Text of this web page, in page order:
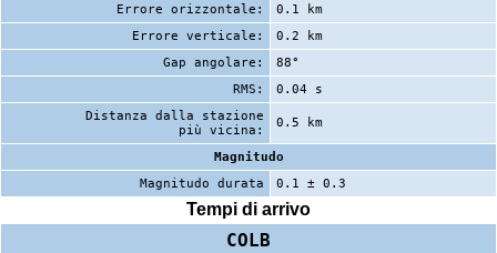
Errore orizzontale:
0.1 km
Errore verticale:
0.2 km
Gap angolare:
88°
RMS:
0.04 s
Distanza dalla stazione
più vicina:
0.5 km
Magnitudo
Magnitudo durata
0.1 ± 0.3
Tempi di arrivo
COLB